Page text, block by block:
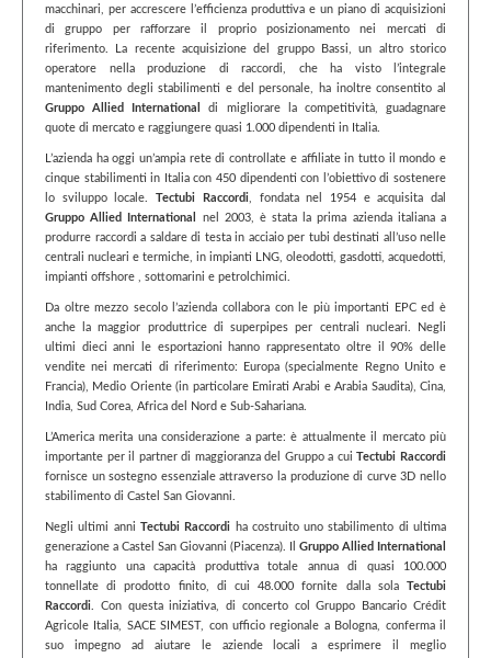
macchinari, per accrescere l’efficienza produttiva e un piano di acquisizioni
di gruppo per rafforzare il proprio posizionamento nei mercati di
riferimento. La recente acquisizione del gruppo Bassi, un altro storico
operatore nella produzione di raccordi, che ha visto l’integrale
mantenimento degli stabilimenti e del personale, ha inoltre consentito al
Gruppo Allied International
di migliorare la competitività, guadagnare
quote di mercato e raggiungere quasi 1.000 dipendenti in Italia.
L’azienda ha oggi un’ampia rete di controllate e affiliate in tutto il mondo e
cinque stabilimenti in Italia con 450 dipendenti con l’obiettivo di sostenere
lo sviluppo locale.
Tectubi Raccordi, fondata nel 1954 e acquisita dal
Gruppo Allied International
nel 2003, è stata la prima azienda italiana a
produrre raccordi a saldare di testa in acciaio per tubi destinati all’uso nelle
centrali nucleari e termiche, in impianti LNG, oleodotti, gasdotti, acquedotti,
impianti offshore , sottomarini e petrolchimici.
Da oltre mezzo secolo l’azienda collabora con le più importanti EPC ed è
anche la maggior produttrice di superpipes per centrali nucleari. Negli
ultimi dieci anni le esportazioni hanno rappresentato oltre il 90% delle
vendite nei mercati di riferimento: Europa (specialmente Regno Unito e
Francia), Medio Oriente (in particolare Emirati Arabi e Arabia Saudita), Cina,
India, Sud Corea, Africa del Nord e Sub-Sahariana.
L’America merita una considerazione a parte: è attualmente il mercato più
importante per il partner di maggioranza del Gruppo a cui
Tectubi Raccordi
fornisce un sostegno essenziale attraverso la produzione di curve 3D nello
stabilimento di Castel San Giovanni.
Negli ultimi anni Tectubi Raccordi
ha costruito uno stabilimento di ultima
generazione a Castel San Giovanni (Piacenza). Il Gruppo Allied International
ha raggiunto una capacità produttiva totale annua di quasi 100.000
tonnellate di prodotto finito, di cui 48.000 fornite dalla sola
Tectubi
Raccordi. Con questa iniziativa, di concerto col Gruppo Bancario Crédit
Agricole Italia, SACE SIMEST, con ufficio regionale a Bologna, conferma il
suo impegno ad aiutare le aziende locali a esprimere il meglio